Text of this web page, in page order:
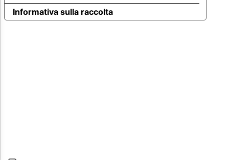
Informativa sulla raccolta